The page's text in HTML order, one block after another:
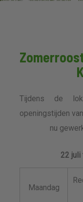
Tijdens de
openingstijden
nu
22
Maandag